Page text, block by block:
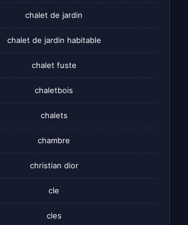
chalet de jardin
chalet de jardin habitable
chalet fuste
chaletbois
chalets
chambre
christian dior
cle
cles